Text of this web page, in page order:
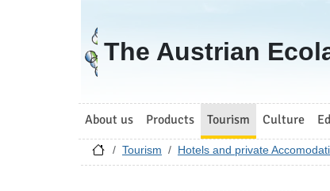
Go to homepage
The Austrian
About us Products Tourism Culture
Tourism Hotels and private